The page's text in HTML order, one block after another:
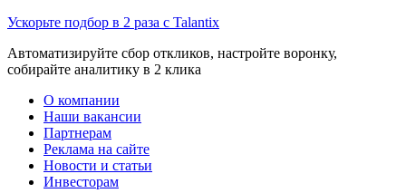
Ускорьте подбор в 2 раза с Talantix
Автоматизируйте сбор откликов, настройте воронку,
собирайте аналитику в 2 клика
О компании
Наши вакансии
Партнерам
Реклама на сайте
Новости и статьи
Инвесторам